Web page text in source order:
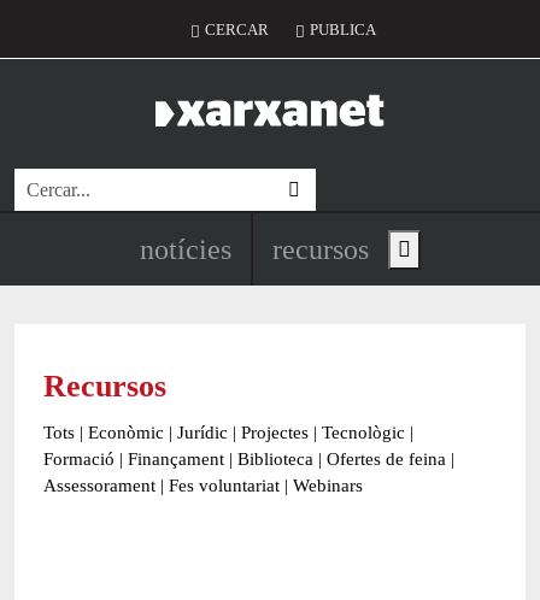
Menú del compte d'usuari
CERCAR PUBLICA
Cerca
Navegació principal de
notícies recursos Show main menu
Recursos
Tots | Econòmic | Jurídic | Projectes | Tecnològic |
Formació | Finançament | Biblioteca | Ofertes de feina |
Assessorament | Fes voluntariat | Webinars